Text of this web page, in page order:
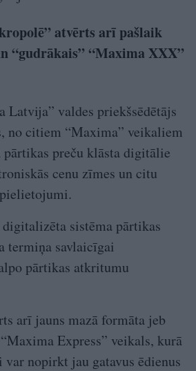
atvērts arī pašlaik
“gudrākais” “Maxima XXX”
Latvija” valdes priekšsēdētājs
no citiem “Maxima” veikaliem
pārtikas preču klāsta digitālie
cenu zīmes un citu
sistēma pārtikas
termiņa savlaicīgai
pārtikas atkritumu
arī jauns mazā formāta jeb
Express” veikals, kurā
nopirkt jau gatavus ēdienus